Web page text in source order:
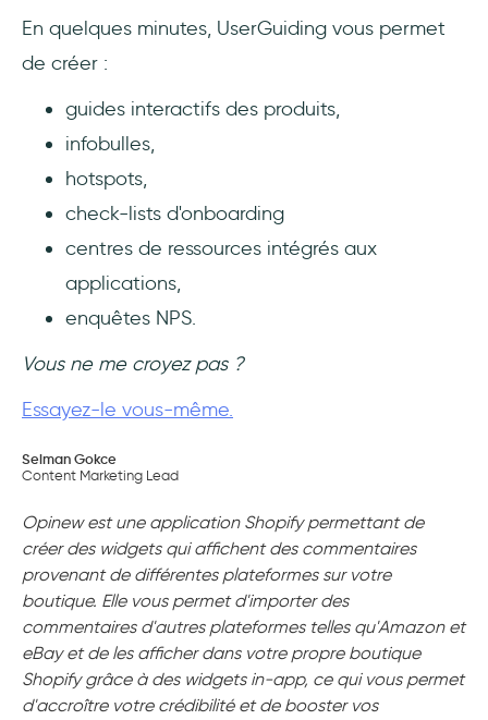
En quelques minutes, UserGuiding vous permet
de créer :
guides interactifs des produits,
infobulles,
hotspots,
check-lists d'onboarding
centres de ressources intégrés aux
applications,
enquêtes NPS.
Vous ne me croyez pas ?
Essayez-le vous-même.
Selman Gokce
Content Marketing Lead
Opinew est une application Shopify permettant de
créer des widgets qui affichent des commentaires
provenant de différentes plateformes sur votre
boutique. Elle vous permet d'importer des
commentaires d'autres plateformes telles qu'Amazon et
eBay et de les afficher dans votre propre boutique
Shopify grâce à des widgets in-app, ce qui vous permet
d'accroître votre crédibilité et de booster vos